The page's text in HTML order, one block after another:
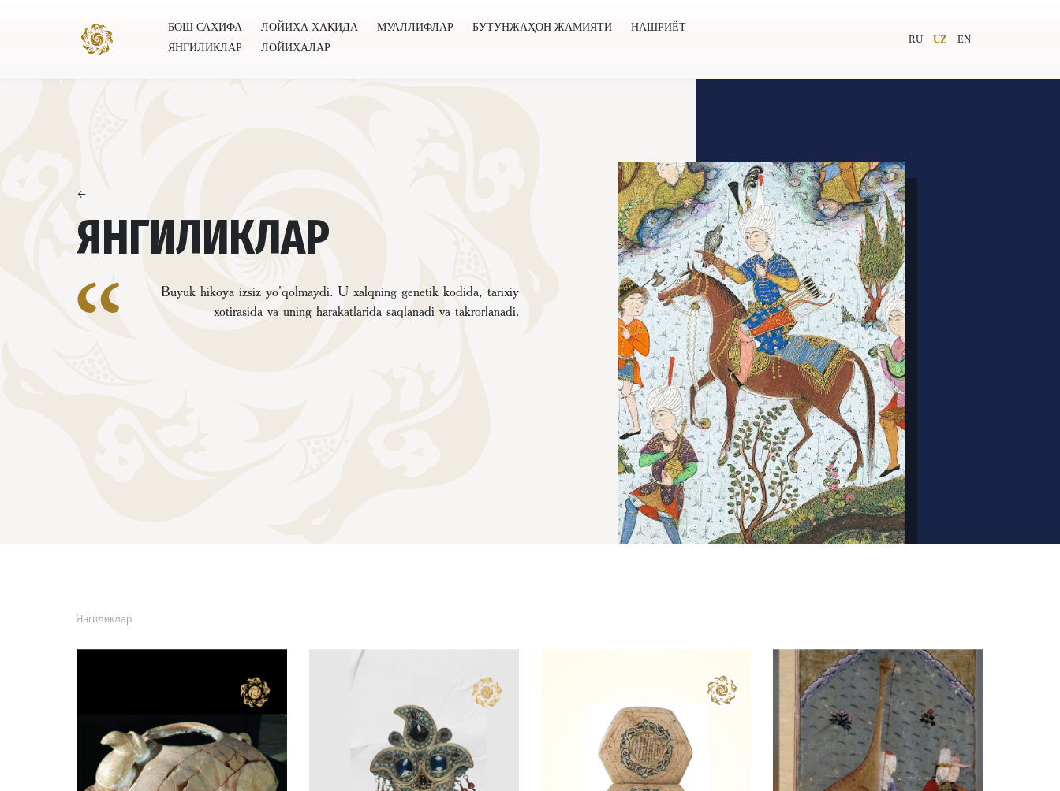
БОШ САҲИФА ЛОЙИҲА ҲАҚИДА МУАЛЛИФЛАР БУТУНЖАҲОН ЖАМИЯТИ
НАШРИЁТ
ЯНГИЛИКЛАР
ЛОЙИҲАЛАР
RU UZ EN
←
ЯНГИЛИКЛАР
Buyuk hikoya izsiz yo'qolmaydi. U xalqning genetik kodida, tarixiy
xotirasida va uning harakatlarida saqlanadi va takrorlanadi.
Янгиликлар